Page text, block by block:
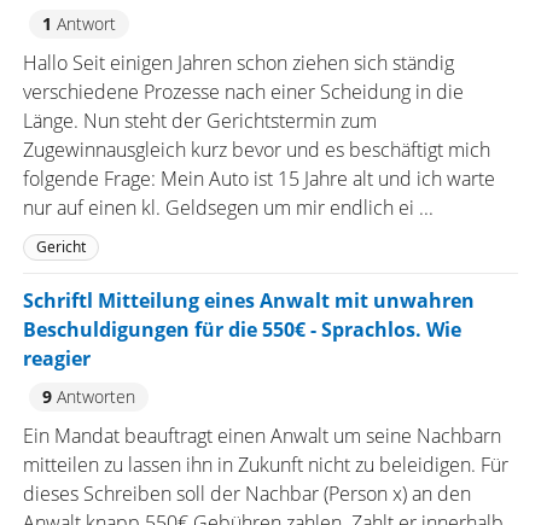
1 Antwort
Hallo Seit einigen Jahren schon ziehen sich ständig
verschiedene Prozesse nach einer Scheidung in die
Länge. Nun steht der Gerichtstermin zum
Zugewinnausgleich kurz bevor und es beschäftigt mich
folgende Frage: Mein Auto ist 15 Jahre alt und ich warte
nur auf einen kl. Geldsegen um mir endlich ei ...
Gericht
Schriftl Mitteilung eines Anwalt mit unwahren
Beschuldigungen für die 550€ - Sprachlos. Wie
reagier
9Antworten
Ein Mandat beauftragt einen Anwalt um seine Nachbarn
mitteilen zu lassen ihn in Zukunft nicht zu beleidigen. Für
dieses Schreiben soll der Nachbar (Person x) an den